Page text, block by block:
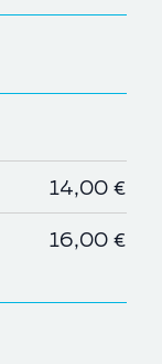
14,00 €
16,00 €